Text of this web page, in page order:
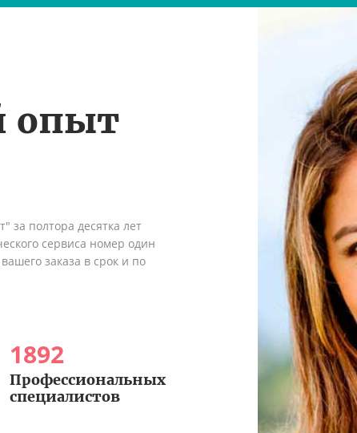
опыт
за полтора десятка лет
сервиса номер один
заказа в срок и по
1892
Профессиональных
специалистов